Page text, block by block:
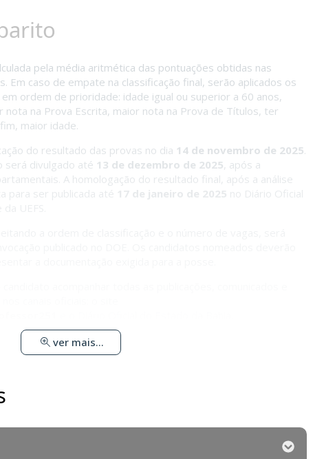
pela média aritmética das pontuações obtidas nas
Em caso de empate na classificação final, serão aplicados os
ordem de prioridade: idade igual ou superior a 60 anos,
nota na Prova Escrita, maior nota na Prova de Títulos, ter
maior idade.
do resultado das provas no dia 14 de novembro de 2025
será divulgado até 13 de dezembro de 2025 , após a
A homologação do resultado final, após a análise
para ser publicada até
17 de janeiro de 2025
no Diário Oficial
ver mais...